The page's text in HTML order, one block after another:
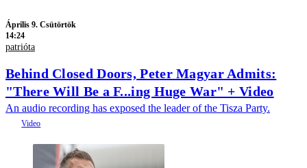
Április 9. Csütörtök
14:24
patrióta
Behind Closed Doors, Peter Magyar Admits:
"There Will Be a F...ing Huge War" + Video
An audio recording has exposed the leader of the Tisza Party.